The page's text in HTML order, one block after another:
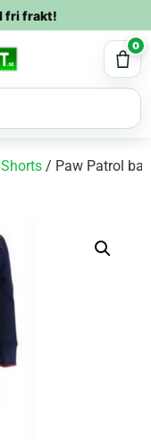
fri frakt!
0
/ Paw Patrol